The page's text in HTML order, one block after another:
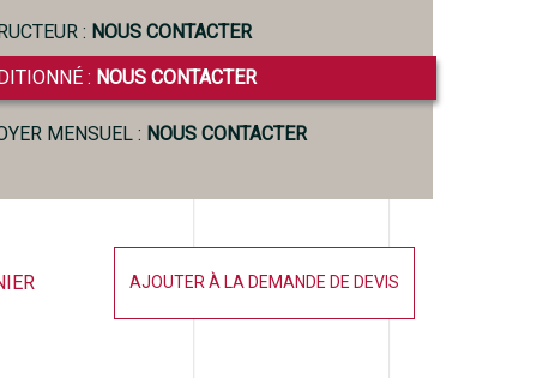
: NOUS CONTACTER
: NOUS CONTACTER
MENSUEL : NOUS CONTACTER
AJOUTER À LA DEMANDE DE DEVIS